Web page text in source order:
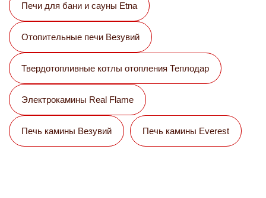
Печи для бани и сауны Etna
Отопительные печи Везувий
Твердотопливные котлы отопления Теплодар
Электрокамины Real Flame
Печь камины Везувий Печь камины Everest